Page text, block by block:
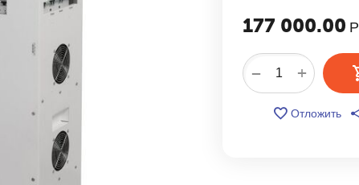
177 000.00 Р
+
−
Отложить